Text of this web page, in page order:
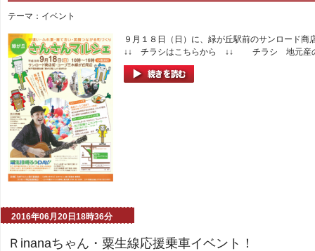
テーマ： イベント
９月１８日（日）に、緑が丘駅前のサンロード
↓↓ チラシはこちらから ↓↓ チラシ 地元産の
2016年06月20日18時36分
Ｒinanaちゃん・粟生線応援乗車イベント！